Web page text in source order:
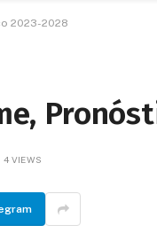
2023-2028
4 VIEWS